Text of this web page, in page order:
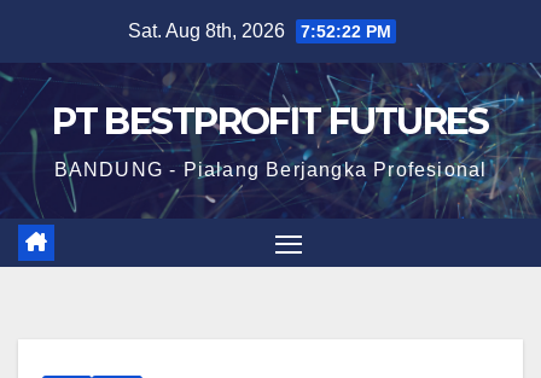
content
Sat. Aug 8th, 2026 7:52:22 PM
PT BESTPROFIT FUTURES
BANDUNG - Pialang Berjangka Profesional